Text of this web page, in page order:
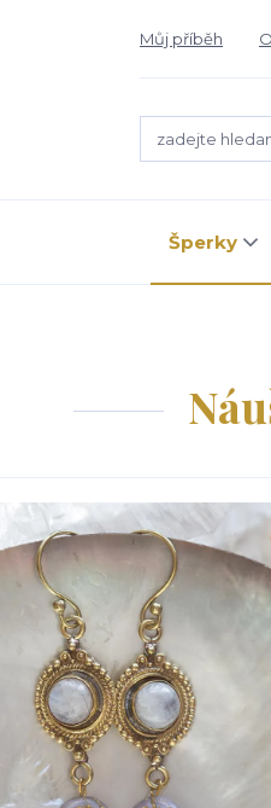
Můj příběh
Šperky